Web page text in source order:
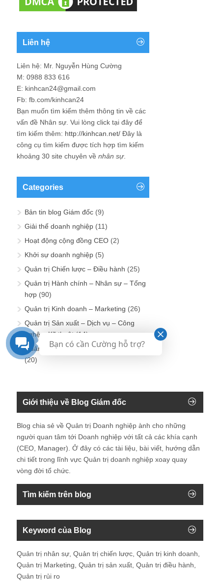
Liên hệ
Liên hệ: Mr. Nguyễn Hùng Cường
M: 0988 833 616
E: kinhcan24@gmail.com
Fb: fb.com/kinhcan24
Bạn muốn tìm kiếm thêm thông tin về các
vấn đề Nhân sự . Vui lòng click tại đây để
tìm kiếm thêm: http://kinhcan.net/ Đây là
công cụ tìm kiếm được tích hợp tìm kiếm
khoảng 30 site chuyên về nhân sự.
Categories
Bản tin blog Giám đốc (9)
Giải thể doanh nghiệp (11)
Hoạt động cộng đồng CEO (2)
Khởi sự doanh nghiệp (5)
Quản trị Chiến lược – Điều hành (25)
Quản trị Hành chính – Nhân sự – Tổng
hợp (90)
Quản trị Kinh doanh – Marketing (26)
Quản trị Sản xuất – Dịch vụ – Công
nghệ – Kỹ thuật(14)
Quản trị Tài chính – Kế toán – Đầu tư
(20)
Giới thiệu về Blog Giám đốc
Blog chia sẻ về Quản trị Doanh nghiệp ành cho những
người quan tâm tới Doanh nghiệp với tất cả các khía cạnh
(CEO, Manager). Ở đây có các tài liệu, bài viết, hướng dẫn
chi tiết trong lĩnh vực Quản trị doanh nghiệp xoay quay
vòng đời tổ chức.
Tìm kiếm trên blog
Keyword của Blog
Quản trị nhân sự, Quản trị chiến lược, Quản trị kinh doanh,
Quản trị Marketing, Quản trị sản xuất, Quản trị điều hành,
Quản trị rủi ro
Bạn có cần Cường hỗ trợ?